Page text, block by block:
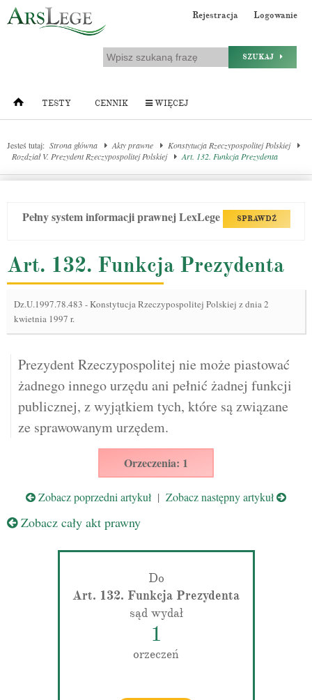
Rejestracja Logowanie
SZUKAJ
TESTY CENNIK WIĘCEJ
Jesteś tutaj: Strona główna Akty prawne
Konstytucja Rzeczypospolitej Polskiej
Rozdział V. Prezydent Rzeczypospolitej Polskiej
Art. 132. Funkcja Prezydenta
Pełny system informacji prawnej LexLege SPRAWDŹ
Art. 132. Funkcja Prezydenta
Dz.U.1997.78.483 -Konstytucja Rzeczypospolitej Polskiej z dnia 2
kwietnia 1997 r.
Prezydent Rzeczypospolitej nie może piastować
żadnego innego urzędu ani pełnić żadnej funkcji
publicznej, z wyjątkiem tych, które są związane
ze sprawowanym urzędem.
Orzeczenia: 1
Zobacz poprzedni artykuł | Zobacz następny artykuł
Zobacz cały akt prawny
Do
Art. 132. Funkcja Prezydenta
sąd wydał
1
orzeczeń